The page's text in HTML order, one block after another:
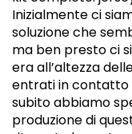
Inizialmente ci
soluzione che
ma ben presto ci
era all’altezza
entrati in contatto
subito abbiamo
produzione di